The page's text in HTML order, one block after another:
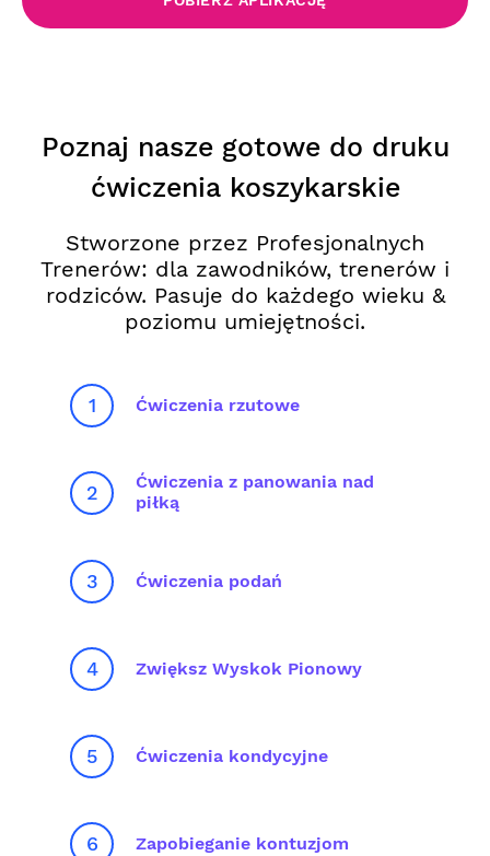
Poznaj nasze gotowe do druku
ćwiczenia koszykarskie
Stworzone przez Profesjonalnych
Trenerów: dla zawodników, trenerów i
rodziców. Pasuje do każdego wieku &
poziomu umiejętności.
1 Ćwiczenia rzutowe
2
Ćwiczenia z panowania nad
piłką
3 Ćwiczenia podań
4 Zwiększ Wyskok Pionowy
5 Ćwiczenia kondycyjne
6 Zapobieganie kontuzjom